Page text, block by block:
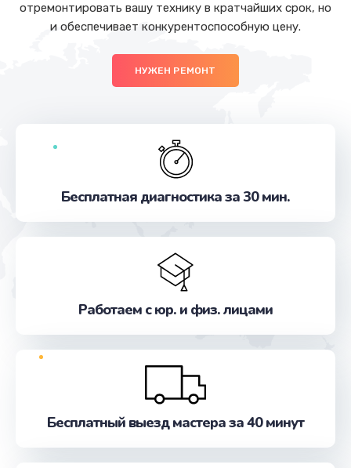
отремонтировать вашу технику в кратчайших срок, но
и обеспечивает конкурентоспособную цену.
НУЖЕН РЕМОНТ
Бесплатная диагностика за 30 мин.
Работаем с юр. и физ. лицами
Бесплатный выезд мастера за 40 минут